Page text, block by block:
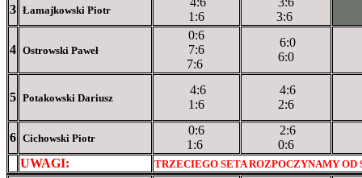
3 Łamajkowski Piotr
1:6
3:6
4 Ostrowski Paweł
0:6
7:6
7:6
6:0
6:0
5 Potakowski Dariusz
4:6
1:6
4:6
2:6
6 Cichowski Piotr
0:6
1:6
2:6
0:6
UWAGI:
TRZECIEGO SETA ROZPOCZYNAMY OD